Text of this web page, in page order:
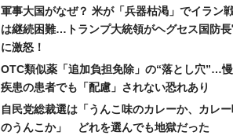
軍事大国がなぜ？ 米が「兵器枯渇」でイラン
は継続困難…トランプ大統領がヘグセス国防
に激怒！
OTC類似薬「追加負担免除」の“落とし穴”…
疾患の患者でも「配慮」されない恐れあり
自民党総裁選は「うんこ味のカレーか、カレ
のうんこか」 どれを選んでも地獄だった